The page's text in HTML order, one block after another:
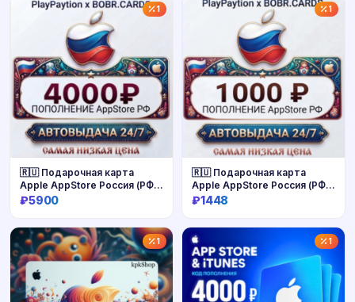
Купить Купить
1
Купить
🇷🇺 Подарочная карта
Apple AppStore Россия (РФ
рубли) 4000 RUB
₽5900
1
🇷🇺 Подарочная карта
Apple AppStore Россия (РФ
рубли) 1000 RUB
₽1448
1 1